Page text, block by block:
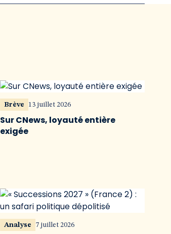
Brève 13 juillet 2026
Sur CNews, loyauté entière
exigée
Analyse 7 juillet 2026